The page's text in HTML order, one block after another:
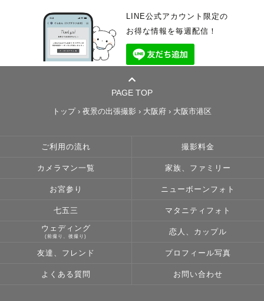
LINE公式アカウント限定の
お得な情報を毎週配信！
PAGE TOP
トップ› 夜景の出張撮影 › 大阪府 › 大阪市港区
ご利用の流れ 撮影料金
カメラマン一覧 家族、ファミリー
お宮参り ニューボーンフォト
七五三 マタニティフォト
ウェディング
(前撮り、後撮り)
恋人、カップル
友達、フレンド プロフィール写真
よくある質問 お問い合わせ